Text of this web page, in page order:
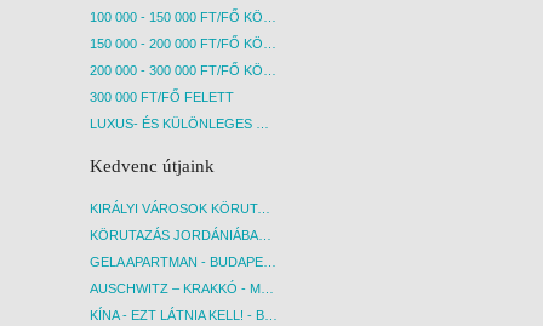
100 000 - 150 000 FT/FŐ KÖZÖTT
150 000 - 200 000 FT/FŐ KÖZÖTT
200 000 - 300 000 FT/FŐ KÖZÖTT
300 000 FT/FŐ FELETT
LUXUS- ÉS KÜLÖNLEGES UTAK
Kedvenc útjaink
KIRÁLYI VÁROSOK KÖRUTAZÁS KÖZVETLEN REPÜLŐJÁRATTAL - BUDAPEST, REPÜLŐ
KÖRUTAZÁS JORDÁNIÁBAN, HOLT-TENGERI PIHENÉSSEL - BUDAPEST, REPÜLŐ
GELA APARTMAN - BUDAPEST, REPÜLŐ
AUSCHWITZ – KRAKKÓ - MEGRÁZÓ IDŐUTAZÁS! - BUDAPEST, BUSZ
KÍNA - EZT LÁTNIA KELL! - BUDAPEST, REPÜLŐ